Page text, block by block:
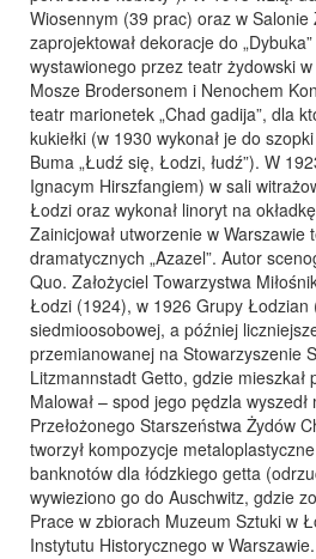
Wiosennym (39 prac) oraz w Salonie
zaprojektował dekoracje do
wystawionego przez teatr żydowski
Mosze Brodersonem i Nenochem
teatr marionetek „Chad gadija”, dla
kukiełki (w 1930 wykonał je do
Buma „Łudź się, Łodzi, łudź”). W
Ignacym Hirszfangiem) w sali
Łodzi oraz wykonał linoryt na
Zainicjował utworzenie w Warszawie
dramatycznych „Azazel”. Autor
Quo. Założyciel Towarzystwa
Łodzi (1924), w 1926 Grupy Łodzian
siedmioosobowej, a później
przemianowanej na Stowarzyszenie
Litzmannstadt Getto, gdzie mieszkał
Malował – spod jego pędzla
Przełożonego Starszeństwa Żydów
tworzył kompozycje
banknotów dla łódzkiego getta
wywieziono go do Auschwitz, gdzie
Prace w zbiorach Muzeum Sztuki w
Instytutu Historycznego w Warszawie.